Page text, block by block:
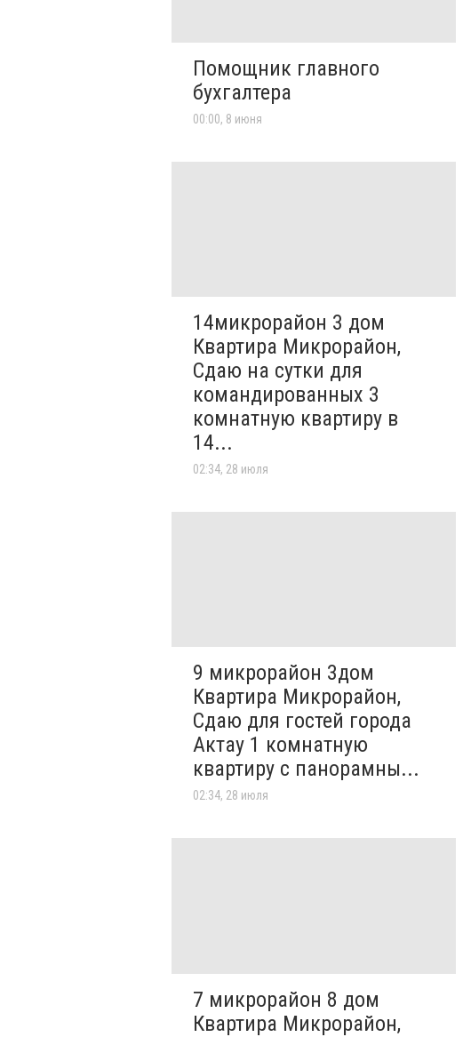
Помощник главного
бухгалтера
00:00, 8 июня
14микрорайон 3 дом
Квартира Микрорайон,
Сдаю на сутки для
командированных 3
комнатную квартиру в
14...
02:34, 28 июля
9 микрорайон 3дом
Квартира Микрорайон,
Сдаю для гостей города
Актау 1 комнатную
квартиру с панорамны...
02:34, 28 июля
7 микрорайон 8 дом
Квартира Микрорайон,